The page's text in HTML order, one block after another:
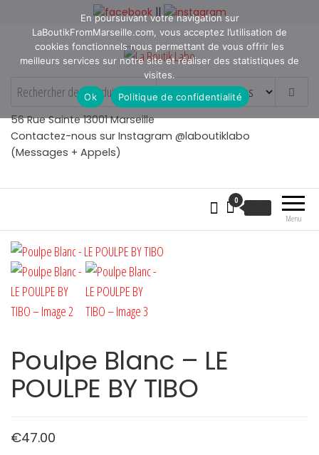
||
La Boutik Labo
La boutique de denicheur
de talents à Marseille en
Provence
56 Rue Sainte 13001 Marseille
Contactez-nous sur Instagram @laboutiklabo
(Messages + Appels)
Menu
0
Poulpe Blanc – LE
POULPE BY TIBO
€47.00
En poursuivant votre navigation sur
LaBoutikFromMarseille.com, vous acceptez l’utilisation de
cookies fonctionnels nous permettant de vous offrir les
meilleurs services sur notre site et réaliser des statistiques de
visites.
Ok
Politique de confidentialité